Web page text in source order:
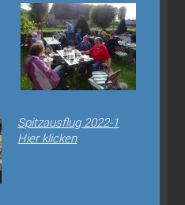
Spitzausflug 2022-1
Hier klicken